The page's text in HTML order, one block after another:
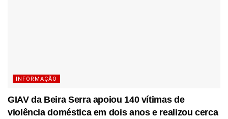
INFORMAÇÃO
GIAV da Beira Serra apoiou 140 vítimas de
violência doméstica em dois anos e realizou cerca